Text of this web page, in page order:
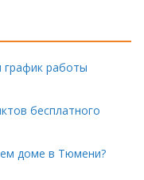
график работы
бесплатного
доме в Тюмени?